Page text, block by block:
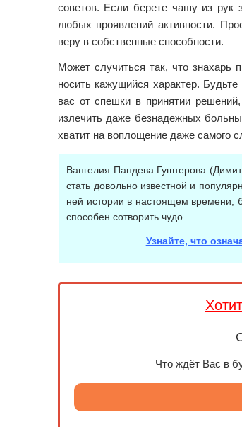
советов. Если берете чашу из рук
любых проявлений активности.
веру в собственные способности.
Может случиться так, что знахарь
носить кажущийся характер.
вас от спешки в принятии
излечить даже безнадежных
хватит на воплощение даже самого
Вангелия Пандева Гуштерова
стать довольно известной и
ней истории в настоящем времени,
способен сотворить чудо.
Узнайте, что
Что ждёт Вас в